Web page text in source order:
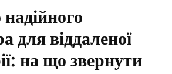
для віддаленої
на що звернути